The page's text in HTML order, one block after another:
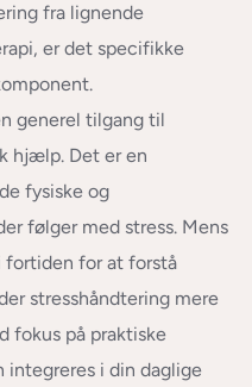
fra lignende
er det specifikke
generel tilgang til
hjælp. Det er en
fysiske og
følger med stress. Mens
fortiden for at forstå
stresshåndtering mere
fokus på praktiske
i din daglige